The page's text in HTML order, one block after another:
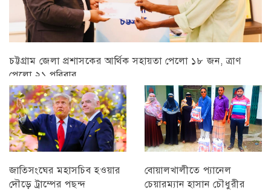
চট্টগ্রাম জেলা প্রশাসকের আর্থিক সহায়তা পেলো ১৮ জন, ত্রাণ
পেলো ২১ পরিবার
চট্টগ্রাম
জাতিসংঘের মহাসচিব হওয়ার
দৌড়ে ট্রাম্পের পছন্দ
বোয়ালখালীতে প্যানেল
চেয়ারম্যান হাসান চৌধুরীর